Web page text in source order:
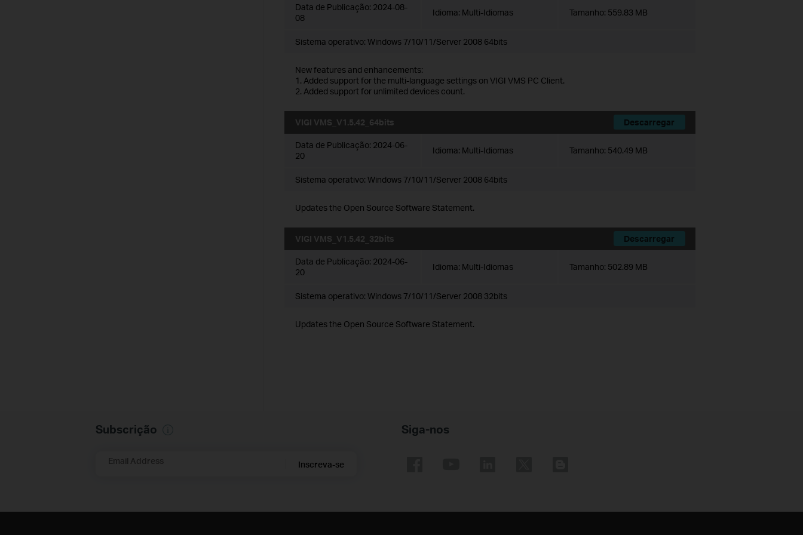
Data de Publicação: 2024-08-
08
Idioma: Multi-Idiomas Tamanho: 559.83 MB
Sistema operativo: Windows 7/10/11/Server 2008 64bits
New features and enhancements:
1. Added support for the multi-language settings on VIGI VMS PC Client.
2. Added support for unlimited devices count.
VIGI VMS_V1.5.42_64bits Descarregar
Data de Publicação: 2024-06-
20
Idioma: Multi-Idiomas Tamanho: 540.49 MB
Sistema operativo: Windows 7/10/11/Server 2008 64bits
Updates the Open Source Software Statement.
VIGI VMS_V1.5.42_32bits Descarregar
Data de Publicação: 2024-06-
20
Idioma: Multi-Idiomas Tamanho: 502.89 MB
Sistema operativo: Windows 7/10/11/Server 2008 32bits
Updates the Open Source Software Statement.
Subscrição
Email Address Inscreva-se
Siga-nos